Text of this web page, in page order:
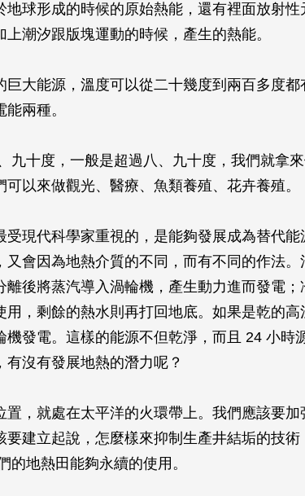
地球形成的時候的原始熱能，還有裡面放射性
潮汐跟版塊運動的時候，產生的熱能。
巨大能源，溫度可以從二十幾度到兩百多度都
兩種。
九十度，一般是超過八、九十度，我們就拿
以來做觀光、醫療、魚類養殖、花卉養殖。
受現代科學家重視的，是能夠發展成為替代能
又會因為地熱介質的不同，而有不同的作法。
離後將蒸汽導入渦輪機，產生動力進而發電；
，剩餘的熱水則再打回地底。如果是乾的高
機發電。這樣的能源不但乾淨，而且 24 小時
沒有發展地熱的潛力呢？
置，就處在太平洋的火環帶上。我們應該要加
要建立起說，怎麼樣來抑制生產井結垢的技術
的地熱田能夠永續的使用。